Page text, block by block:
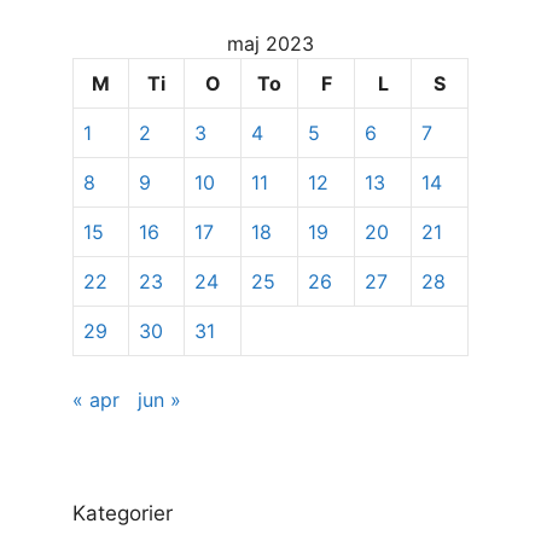
specifikke
indlæg
maj 2023
M
Ti O To F L S
1 2 3 4 5 6 7
8 9 10 11 12 13 14
15 16 17 18 19 20 21
22 23 24 25 26 27 28
29 30 31
« apr jun »
Kategorier